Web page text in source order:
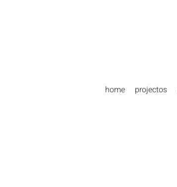
home projectos